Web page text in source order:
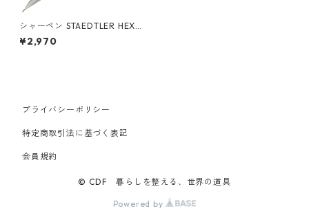
シャーペン STAEDTLER HEXA
GONAL MECHANICAL PENCI
L 0.5 ステッドラー ヘキサゴ
¥2,970
プライバシーポリシー
特定商取引法に基づく表記
会員規約
© CDF 暮らしを整える、世界の道具
Powered by